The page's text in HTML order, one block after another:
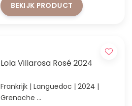
BEKIJK PRODUCT
Lola Villarosa Rosé 2024
Frankrijk | Languedoc | 2024 |
Grenache